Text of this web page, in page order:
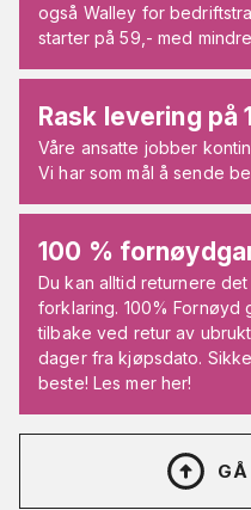
også Walley for
starter på 59,- med
Rask levering på
Våre ansatte jobber
Vi har som mål å sende
100 %
Du kan alltid returnere
forklaring. 100% Fornøyd
tilbake ved retur av
dager fra kjøpsdato.
beste! Les mer her!